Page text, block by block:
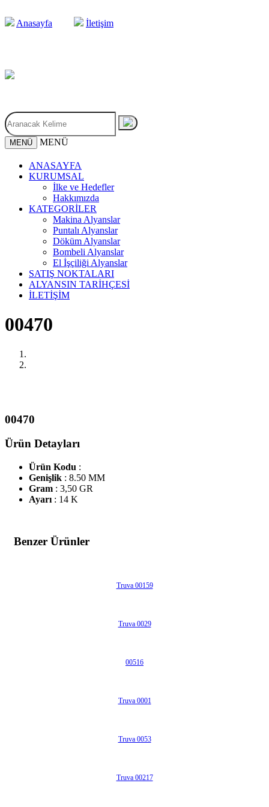
Anasayfa İletişim
MENÜ MENÜ
ANASAYFA
KURUMSAL
İlke ve Hedefler
Hakkımızda
KATEGORİLER
Makina Alyanslar
Puntalı Alyanslar
Döküm Alyanslar
Bombeli Alyanslar
El İşçiliği Alyanslar
SATIŞ NOKTALARI
ALYANSIN TARİHÇESİ
İLETİŞİM
00470
00470
Ürün Detayları
Ürün Kodu :
Genişlik : 8.50 MM
Gram : 3,50 GR
Ayarı : 14 K
Benzer Ürünler
Truva 00159
Truva 0029
00516
Truva 0001
Truva 0053
Truva 00217